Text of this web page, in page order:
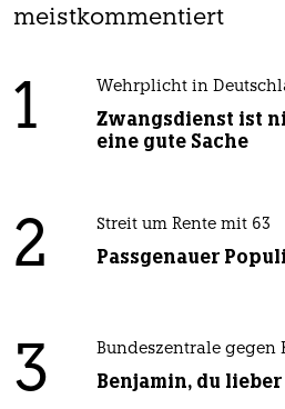
meistkommentiert
1 Wehrplicht in
Zwangsdienst ist
eine gute Sache
2 Streit um Rente mit 63
Passgenauer
3 Bundeszentrale gegen
Benjamin, du